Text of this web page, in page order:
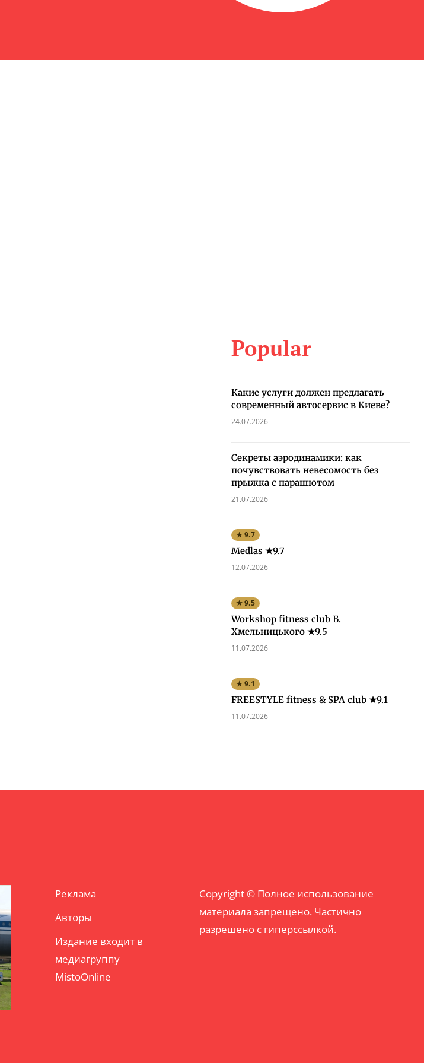
Popular
Какие услуги должен предлагать
современный автосервис в Киеве?
24.07.2026
Секреты аэродинамики: как
почувствовать невесомость без
прыжка с парашютом
21.07.2026
★ 9.7
Medlas ★9.7
12.07.2026
★ 9.5
Workshop fitness club Б.
Хмельницького ★9.5
11.07.2026
★ 9.1
FREESTYLE fitness & SPA club ★9.1
11.07.2026
Реклама
Авторы
Издание входит в
медиагруппу
MistoOnline
Copyright © Полное использование
материала запрещено. Частично
разрешено с гиперссылкой.